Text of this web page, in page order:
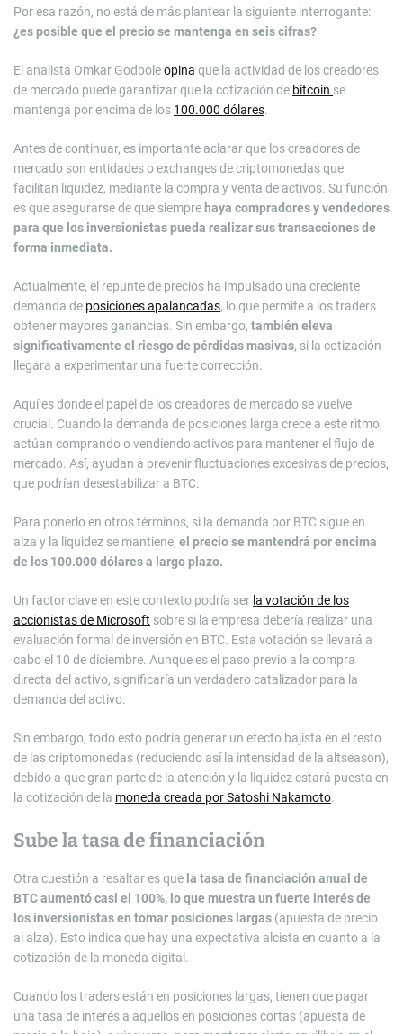
Por esa razón, no está de más plantear la siguiente interrogante:
¿es posible que el precio se mantenga en seis cifras?
El analista Omkar Godboleopina que la actividad de los creadores
de mercado puede garantizar que la cotización de bitcoin se
mantenga por encima de los 100.000 dólares.
Antes de continuar, es importante aclarar que los creadores de
mercado son entidades o exchanges de criptomonedas que
facilitan liquidez, mediante la compra y venta de activos. Su función
es que asegurarse de que siempre haya compradores y vendedores
para que los inversionistas pueda realizar sus transacciones de
forma inmediata.
Actualmente, el repunte de precios ha impulsado una creciente
demanda de posiciones apalancadas, lo que permite a los traders
obtener mayores ganancias. Sin embargo, también eleva
significativamente el riesgo de pérdidas masivas, si la cotización
llegara a experimentar una fuerte corrección.
Aquí es donde el papel de los creadores de mercado se vuelve
crucial. Cuando la demanda de posiciones larga crece a este ritmo,
actúan comprando o vendiendo activos para mantener el flujo de
mercado. Así, ayudan a prevenir fluctuaciones excesivas de precios,
que podrían desestabilizar a BTC.
Para ponerlo en otros términos, si la demanda por BTC sigue en
alza y la liquidez se mantiene, el precio se mantendrá por encima
de los 100.000 dólares a largo plazo.
Un factor clave en este contexto podría ser la votación de los
accionistas de Microsoft sobre si la empresa debería realizar una
evaluación formal de inversión en BTC. Esta votación se llevará a
cabo el 10 de diciembre. Aunque es el paso previo a la compra
directa del activo, significaría un verdadero catalizador para la
demanda del activo.
Sin embargo, todo esto podría generar un efecto bajista en el resto
de las criptomonedas (reduciendo así la intensidad de la altseason),
debido a que gran parte de la atención y la liquidez estará puesta en
la cotización de la moneda creada por Satoshi Nakamoto.
Sube la tasa de financiación
Otra cuestión a resaltar es que la tasa de financiación anual de
BTC aumentó casi el 100%, lo que muestra un fuerte interés de
los inversionistas en tomar posiciones largas (apuesta de precio
al alza). Esto indica que hay una expectativa alcista en cuanto a la
cotización de la moneda digital.
Cuando los traders están en posiciones largas, tienen que pagar
una tasa de interés a aquellos en posiciones cortas (apuesta de